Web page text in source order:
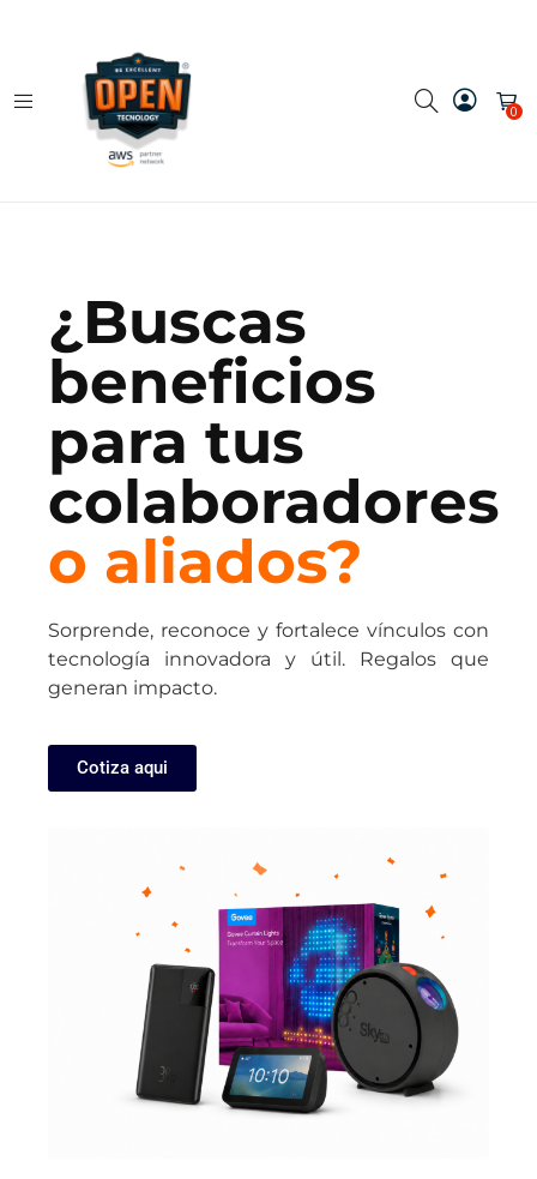
0
¿Buscas
beneficios
para tus
colaboradores
o aliados?
Sorprende, reconoce y fortalece vínculos con
tecnología innovadora y útil. Regalos que
generan impacto.
Cotiza aqui